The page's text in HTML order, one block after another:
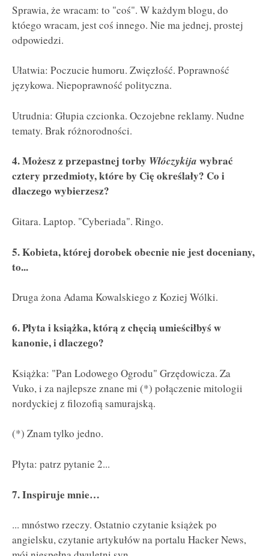
Sprawia, że wracam: to "coś". W każdym blogu, do
któego wracam, jest coś innego. Nie ma jednej, prostej
odpowiedzi.
Ułatwia: Poczucie humoru. Zwięzłość. Poprawność
językowa. Niepoprawność polityczna.
Utrudnia: Głupia czcionka. Oczojebne reklamy. Nudne
tematy. Brak różnorodności.
4. Możesz z przepastnej torby Włóczykija wybrać
cztery przedmioty, które by Cię określały? Co i
dlaczego wybierzesz?
Gitara. Laptop. "Cyberiada". Ringo.
5. Kobieta, której dorobek obecnie nie jest doceniany,
to...
Druga żona Adama Kowalskiego z Koziej Wólki.
6. Płyta i książka, którą z chęcią umieściłbyś w
kanonie, i dlaczego?
Książka: "Pan Lodowego Ogrodu" Grzędowicza. Za
Vuko, i za najlepsze znane mi (*) połączenie mitologii
nordyckiej z filozofią samurajską.
(*) Znam tylko jedno.
Płyta: patrz pytanie 2...
7. Inspiruje mnie…
... mnóstwo rzeczy. Ostatnio czytanie książek po
angielsku, czytanie artykułów na portalu Hacker News,